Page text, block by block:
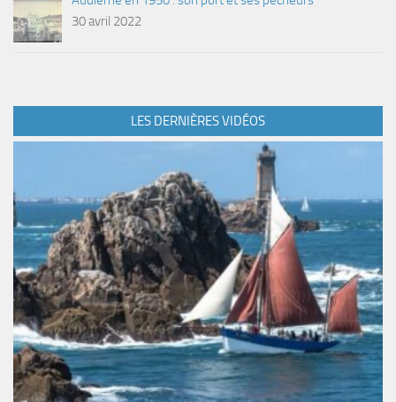
30 avril 2022
LES DERNIÈRES VIDÉOS